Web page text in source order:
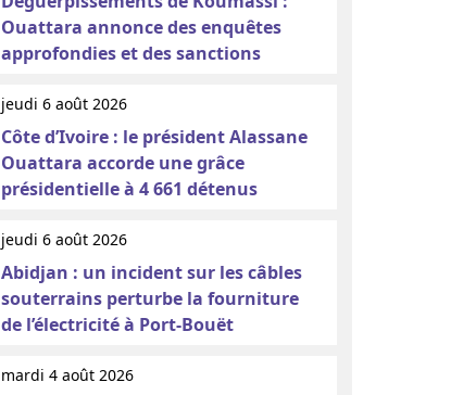
Ouattara annonce des enquêtes
approfondies et des sanctions
jeudi 6 août 2026
Côte d’Ivoire : le président Alassane
Ouattara accorde une grâce
présidentielle à 4 661 détenus
jeudi 6 août 2026
Abidjan : un incident sur les câbles
souterrains perturbe la fourniture
de l’électricité à Port-Bouët
mardi 4 août 2026